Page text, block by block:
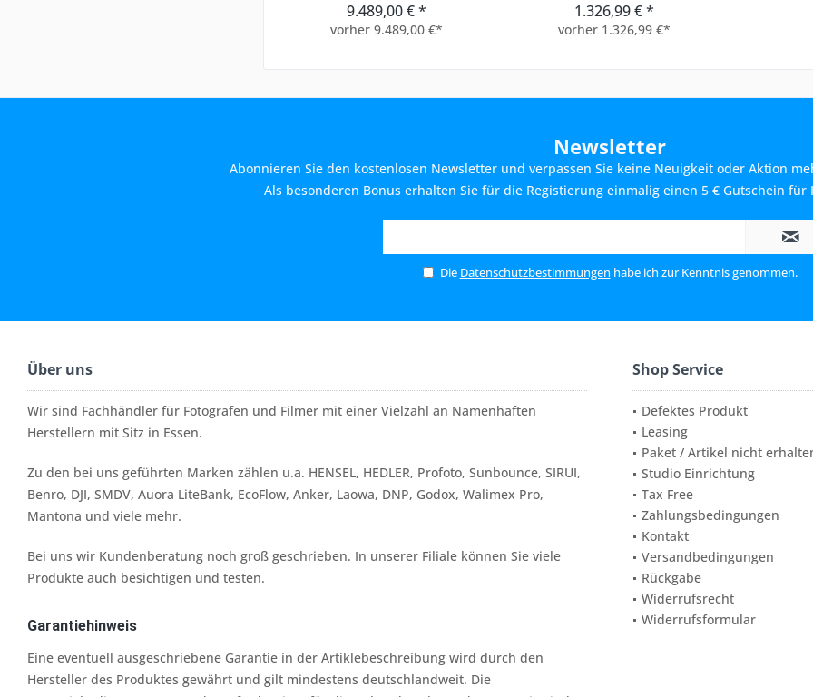
9.489,00 € *
vorher 9.489,00 €*
1.326,99 € *
vorher 1.326,99 €*
Newsletter
Abonnieren Sie den kostenlosen Newsletter und verpassen Sie keine Neuigkeit oder Aktion
Als besonderen Bonus erhalten Sie für die Registierung einmalig einen 5 € Gutschein
Die Datenschutzbestimmungen habe ich zur Kenntnis genommen.
Über uns
Wir sind Fachhändler für Fotografen und Filmer mit einer Vielzahl an Namenhaften
Herstellern mit Sitz in Essen.
Zu den bei uns geführten Marken zählen u.a. HENSEL, HEDLER, Profoto, Sunbounce, SIRUI,
Benro, DJI, SMDV, Auora LiteBank, EcoFlow, Anker, Laowa, DNP, Godox, Walimex Pro,
Mantona und viele mehr.
Bei uns wir Kundenberatung noch groß geschrieben. In unserer Filiale können Sie viele
Produkte auch besichtigen und testen.
Garantiehinweis
Eine eventuell ausgeschriebene Garantie in der Artiklebeschreibung wird durch den
Hersteller des Produktes gewährt und gilt mindestens deutschlandweit. Die
Shop Service
Defektes Produkt
Leasing
Paket / Artikel nicht
Studio Einrichtung
Tax Free
Zahlungsbedingungen
Kontakt
Versandbedingungen
Rückgabe
Widerrufsrecht
Widerrufsformular